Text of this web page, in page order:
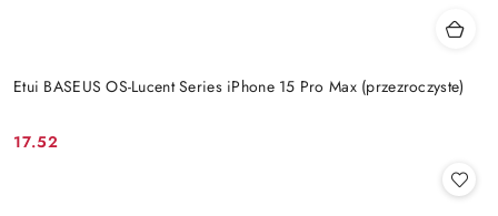
Etui BASEUS OS-Lucent Series iPhone 15 Pro Max (przezroczyste)
Cena:
17.52